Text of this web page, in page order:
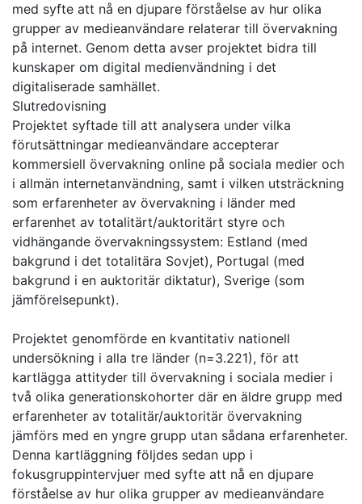
med syfte att nå en djupare förståelse av hur olika
grupper av medieanvändare relaterar till övervakning
på internet. Genom detta avser projektet bidra till
kunskaper om digital medienvändning i det
digitaliserade samhället.
Slutredovisning
Projektet syftade till att analysera under vilka
förutsättningar medieanvändare accepterar
kommersiell övervakning online på sociala medier och
i allmän internetanvändning, samt i vilken utsträckning
som erfarenheter av övervakning i länder med
erfarenhet av totalitärt/auktoritärt styre och
vidhängande övervakningssystem: Estland (med
bakgrund i det totalitära Sovjet), Portugal (med
bakgrund i en auktoritär diktatur), Sverige (som
jämförelsepunkt).
Projektet genomförde en kvantitativ nationell
undersökning i alla tre länder (n=3.221), för att
kartlägga attityder till övervakning i sociala medier i
två olika generationskohorter där en äldre grupp med
erfarenheter av totalitär/auktoritär övervakning
jämförs med en yngre grupp utan sådana erfarenheter.
Denna kartläggning följdes sedan upp i
fokusgruppintervjuer med syfte att nå en djupare
förståelse av hur olika grupper av medieanvändare